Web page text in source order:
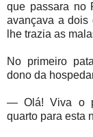
que passara no
avançava a dois
lhe trazia as
No primeiro
dono da
— Olá! Viva o
quarto para esta